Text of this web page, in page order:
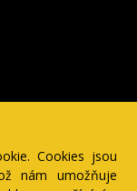
Cookies jsou
nám umožňuje